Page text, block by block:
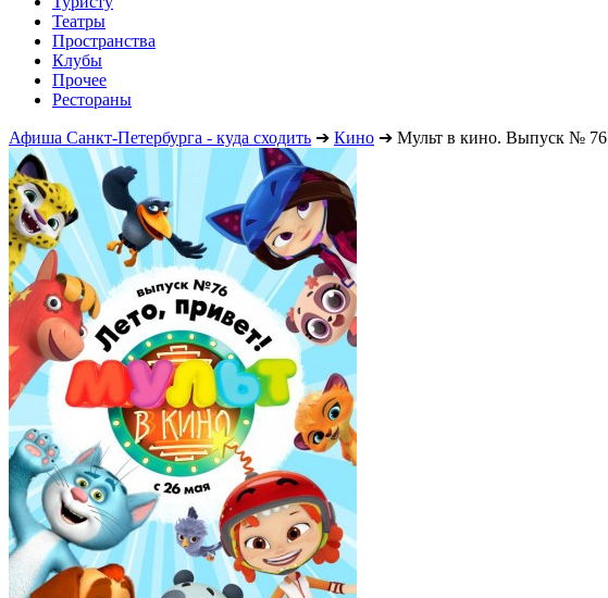
Театры
Пространства
Клубы
Прочее
Рестораны
Афиша Санкт-Петербурга - куда сходить ➔ Кино ➔ Мульт в кино. Выпуск № 76